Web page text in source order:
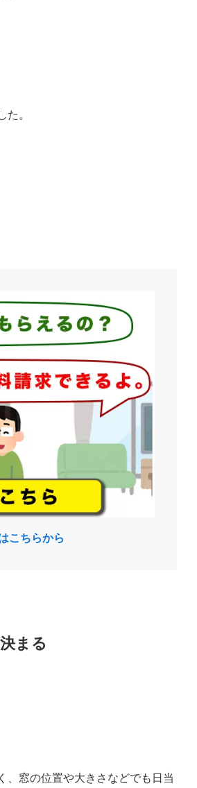
た。
こちらから
まる
、窓の位置や大きさなどでも日当